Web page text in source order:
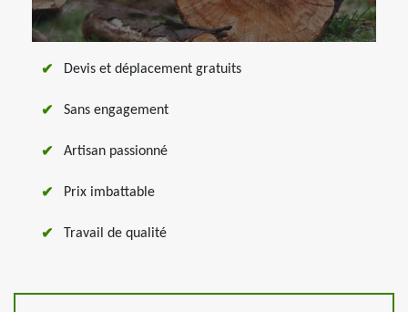
Devis et déplacement gratuits
Sans engagement
Artisan passionné
Prix imbattable
Travail de qualité